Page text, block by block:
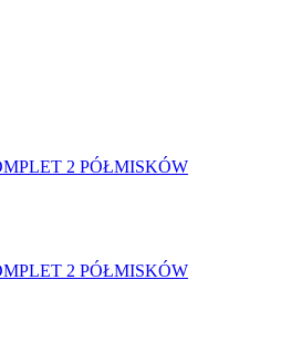
2 PÓŁMISKÓW
2 PÓŁMISKÓW